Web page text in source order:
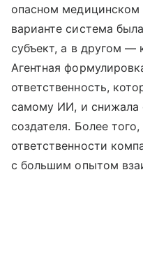
опасном
варианте система
субъект, а в другом —
Агентная
ответственность,
самому ИИ, и снижала
создателя. Более
ответственности
с большим опытом